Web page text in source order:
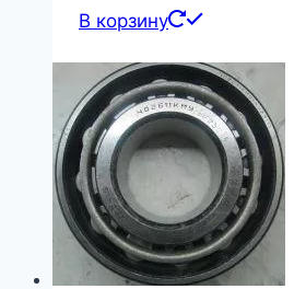
В корзину